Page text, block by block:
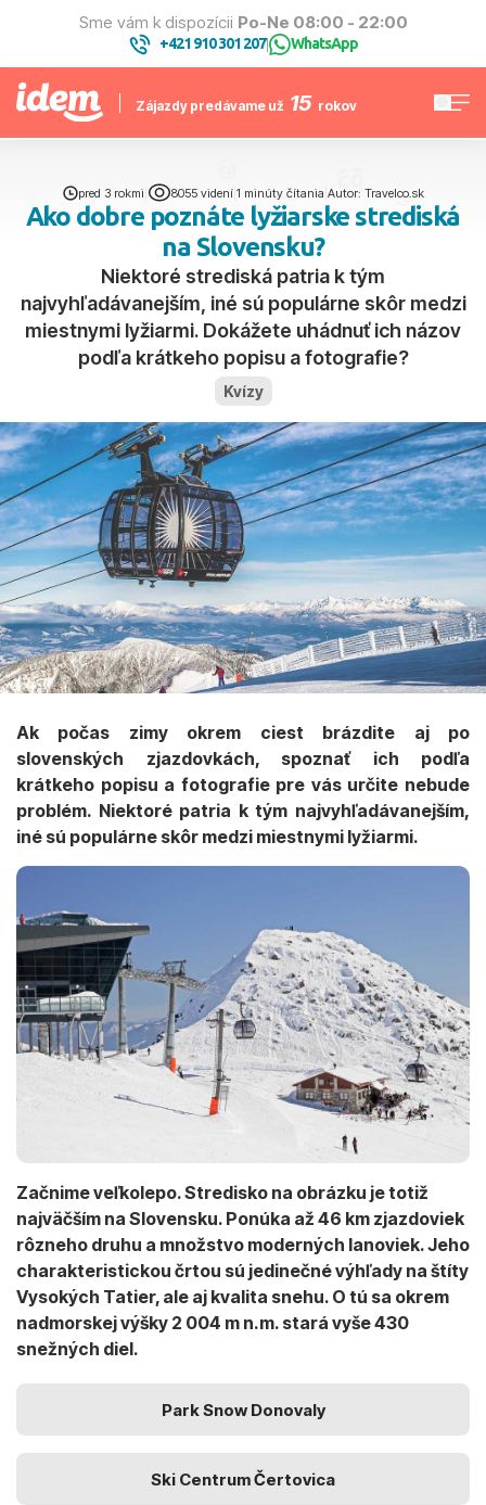
Sme vám k dispozícii Po-Ne 08:00 - 22:00
+421 910 301 207| WhatsApp
Zájazdy predávame už 15 rokov
pred 3 rokmi 8055 videní| 1 minúty čítania Autor: Travelco.sk
Ako dobre poznáte lyžiarske strediská
na Slovensku?
Niektoré strediská patria k tým
najvyhľadávanejším, iné sú populárne skôr medzi
miestnymi lyžiarmi. Dokážete uhádnuť ich názov
podľa krátkeho popisu a fotografie?
Kvízy
Ak počas zimy okrem ciest brázdite aj po
slovenských zjazdovkách, spoznať ich podľa
krátkeho popisu a fotografie pre vás určite nebude
problém. Niektoré patria k tým najvyhľadávanejším,
iné sú populárne skôr medzi miestnymi lyžiarmi.
Začnime veľkolepo. Stredisko na obrázku je totiž
najväčším na Slovensku. Ponúka až 46 km zjazdoviek
rôzneho druhu a množstvo moderných lanoviek. Jeho
charakteristickou črtou sú jedinečné výhľady na štíty
Vysokých Tatier, ale aj kvalita snehu. O tú sa okrem
nadmorskej výšky 2 004 m n.m. stará vyše 430
snežných diel.
Park Snow Donovaly
Ski Centrum Čertovica